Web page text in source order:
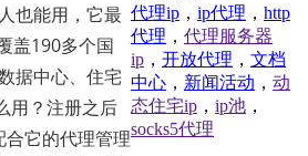
也能用，它最
盖190多个国
据中心、住宅
用？注册之后
它的代理管理
代理ip ， ip代理 ， http
代理 ， 代理服务器
ip ， 开放代理 ， 文档
中心 ， 新闻活动 ， 动
态住宅ip ， ip池 ，
socks5代理